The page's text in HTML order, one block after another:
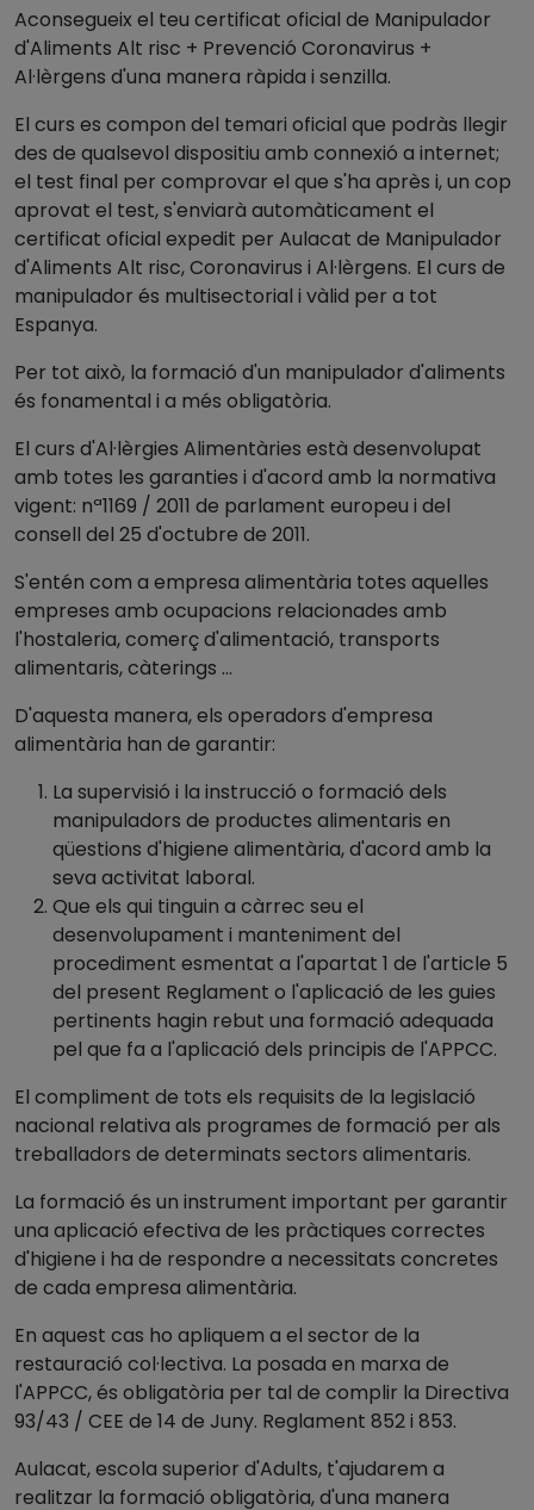
Aconsegueix el teu certificat oficial de Manipulador
d'Aliments Alt risc + Prevenció Coronavirus +
Al·lèrgens d'una manera ràpida i senzilla.
El curs es compon del temari oficial que podràs llegir
des de qualsevol dispositiu amb connexió a internet;
el test final per comprovar el que s'ha après i, un cop
aprovat el test, s'enviarà automàticament el
certificat oficial expedit per Aulacat de Manipulador
d'Aliments Alt risc, Coronavirus i Al·lèrgens. El curs de
manipulador és multisectorial i vàlid per a tot
Espanya.
Per tot això, la formació d'un manipulador d'aliments
és fonamental i a més obligatòria.
El curs d'Al·lèrgies Alimentàries està desenvolupat
amb totes les garanties i d'acord amb la normativa
vigent: nª1169 / 2011 de parlament europeu i del
consell del 25 d'octubre de 2011.
S'entén com a empresa alimentària totes aquelles
empreses amb ocupacions relacionades amb
l'hostaleria, comerç d'alimentació, transports
alimentaris, càterings ...
D'aquesta manera, els operadors d'empresa
alimentària han de garantir:
La supervisió i la instrucció o formació dels
manipuladors de productes alimentaris en
qüestions d'higiene alimentària, d'acord amb la
seva activitat laboral.
Que els qui tinguin a càrrec seu el
desenvolupament i manteniment del
procediment esmentat a l'apartat 1 de l'article 5
del present Reglament o l'aplicació de les guies
pertinents hagin rebut una formació adequada
pel que fa a l'aplicació dels principis de l'APPCC.
El compliment de tots els requisits de la legislació
nacional relativa als programes de formació per als
treballadors de determinats sectors alimentaris.
La formació és un instrument important per garantir
una aplicació efectiva de les pràctiques correctes
d'higiene i ha de respondre a necessitats concretes
de cada empresa alimentària.
En aquest cas ho apliquem a el sector de la
restauració col·lectiva. La posada en marxa de
l'APPCC, és obligatòria per tal de complir la Directiva
93/43 / CEE de 14 de Juny. Reglament 852 i 853.
Aulacat, escola superior d'Adults, t'ajudarem a
realitzar la formació obligatòria, d'una manera